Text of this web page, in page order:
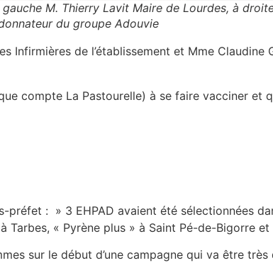
M. Thierry Lavit Maire de Lourdes, à
du groupe Adouvie
Infirmières de l’établissement et Mme Claudine
compte La Pastourelle) à se faire vacciner et
préfet : » 3 EHPAD avaient été sélectionnées
Tarbes, « Pyrène plus » à Saint Pé-de-Bigorre
sur le début d’une campagne qui va être très